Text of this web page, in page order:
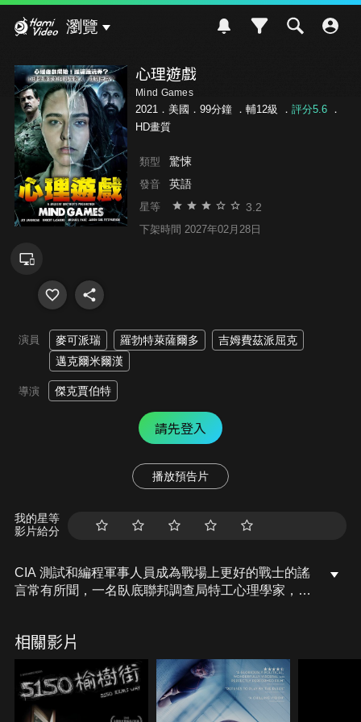
瀏覽
心理遊戲
Mind Games
2021．美國．99分鐘 ． 輔12級 ． 評分5.6．
HD畫質
類型 驚悚
發音 英語
星等 3.2
下架時間 2027年02月28日
演員 麥可派瑞 羅勃特萊薩爾多
吉姆費茲派屈克
邁克爾米爾漢
導演 傑克賈伯特
請先登入
播放預告片
我的星等
影片給分
CIA 測試和編程軍事人員成為戰場上更好的戰士的謠
言常有所聞，一名臥底聯邦調查局特工心理學家，被
中找到離開的路才能生存。
相關影片